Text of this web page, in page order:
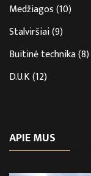
Medžiagos(10)
Stalviršiai(9)
Buitinė technika(8)
D.U.K(12)
APIE MUS